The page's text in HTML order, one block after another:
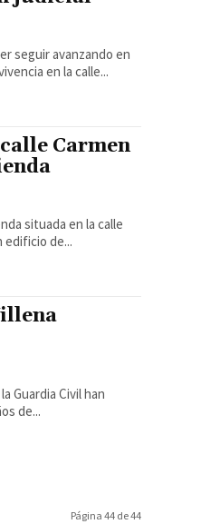
seguir avanzando en
en la calle...
Carmen
situada en la calle
edificio de...
Guardia Civil han
de...
Página 44 de 44